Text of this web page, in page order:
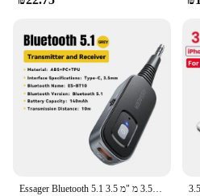
Essager Bluetooth 5.1 אודיו משדר 3.5 מ "מ 3.5 aux עם מוסיקה סטריאו מיקרופון מתאם אלחוטי עבור רמקולים לרכב טלוויזיה